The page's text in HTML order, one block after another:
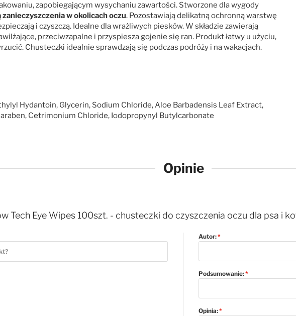
zapobiegającym wysychaniu zawartości. Stworzone dla wygody
zanieczyszczeniaw okolicach oczu. Pozostawiają delikatną ochronną warstwę
i czyszczą. Idealne dla wrażliwych piesków. W składzie zawierają
przeciwzapalne i przyspiesza gojenie się ran. Produkt łatwy u użyciu,
Chusteczki idealnie sprawdzają się podczas podróży i na wakacjach.
Hydantoin, Glycerin, Sodium Chloride, Aloe Barbadensis Leaf Extract,
Cetrimonium Chloride, Iodopropynyl Butylcarbonate
Opinie
Tech Eye Wipes 100szt. - chusteczki do czyszczenia oczu dla psa i
Autor:
Podsumowanie:
Opinia: